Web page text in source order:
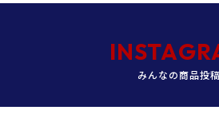
みんなの商品投稿